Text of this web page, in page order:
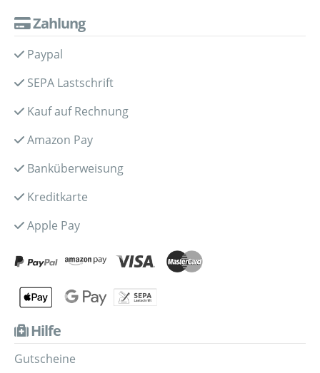
Zahlung
Paypal
SEPA Lastschrift
Kauf auf Rechnung
Amazon Pay
Banküberweisung
Kreditkarte
Apple Pay
Hilfe
Gutscheine